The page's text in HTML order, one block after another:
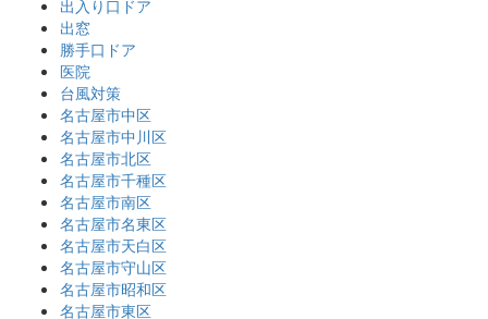
出入り口ドア
出窓
勝手口ドア
医院
台風対策
名古屋市中区
名古屋市中川区
名古屋市北区
名古屋市千種区
名古屋市南区
名古屋市名東区
名古屋市天白区
名古屋市守山区
名古屋市昭和区
名古屋市東区